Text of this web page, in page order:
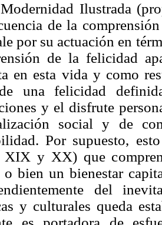
Ilustrada
de la
por su actuación en
de la felicidad
en esta vida y como
una felicidad
y el disfrute
social y de
Por supuesto,
XIX y XX) que
o bien un bienestar
del
y culturales queda